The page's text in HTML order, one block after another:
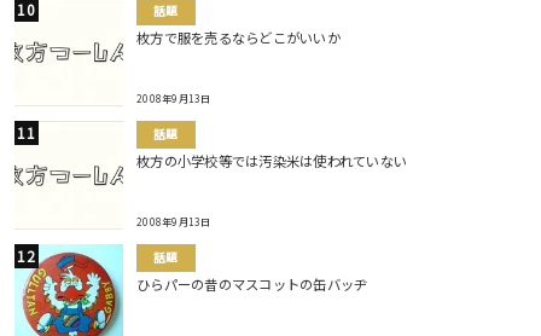
話題
枚方で服を売るならどこがいいか
2008年9月13日
話題
枚方の小学校等では汚染米は使われていない
2008年9月13日
話題
ひらパーの昔のマスコットの缶バッヂ